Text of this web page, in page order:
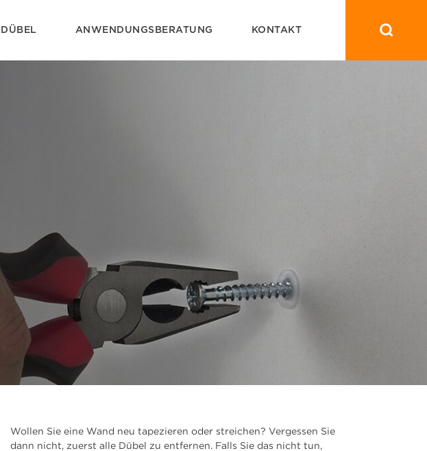
DÜBEL ANWENDUNGSBERATUNG KONTAKT
Wollen Sie eine Wand neu tapezieren oder streichen? Vergessen Sie
dann nicht, zuerst alle Dübel zu entfernen. Falls Sie das nicht tun,